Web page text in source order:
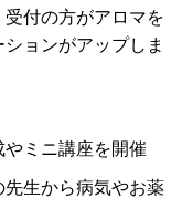
付の方がアロマを
ョンがアップしま
やミニ講座を開催
先生から病気やお薬